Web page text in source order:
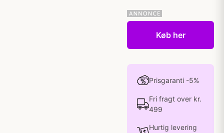
Køb her
Prisgaranti -5%
Fri fragt over kr.
499
Hurtig levering